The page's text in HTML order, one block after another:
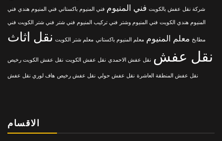
شركة نقل عفش بالكويت فني المنيوم فني المنيوم باكستاني فني المنيوم هندي فني
المنيوم هندي الكويت فني المنيوم وشتر فني تركيب المنيوم فني شتر فني شتر الكويت فني
مطابخ معلم المنيوم معلم المنيوم باكستاني معلم شتر الكويت نقل اثاث
نقل عفش نقل عفش الاحمدي نقل عفش الكويت نقل عفش الكويت رخيص
نقل عفش المنطقة العاشرة نقل عفش حولي نقل عفش رخيص هاف لوري نقل عفش
الاقسام